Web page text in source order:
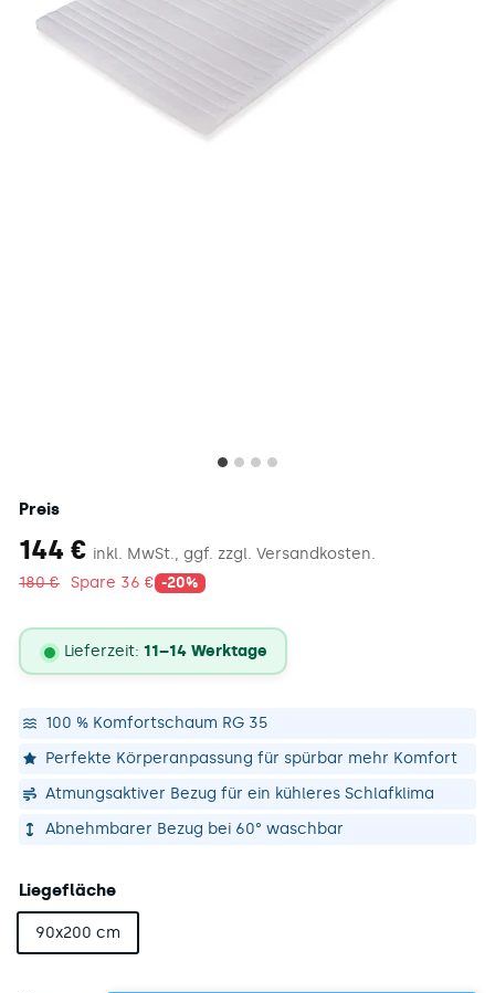
Preis
144 € 144
€
inkl. MwSt., ggf. zzgl. Versandkosten.
180 €180Spare 36 € -20%
Lieferstatus
Lieferzeit: 11–14 Werktage
100 % Komfortschaum RG 35
Perfekte Körperanpassung für spürbar mehr Komfort
Atmungsaktiver Bezug für ein kühleres Schlafklima
Abnehmbarer Bezug bei 60° waschbar
Liegefläche
90x200 cm